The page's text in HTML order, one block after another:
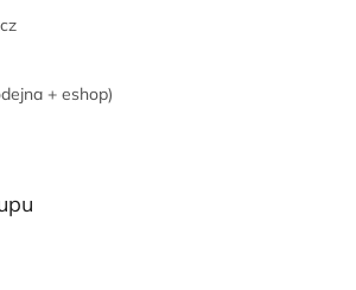
+ eshop)